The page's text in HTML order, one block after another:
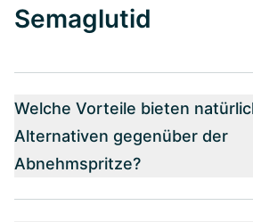
Semaglutid
Welche Vorteile bieten
Alternativen gegenüber der
Abnehmspritze?